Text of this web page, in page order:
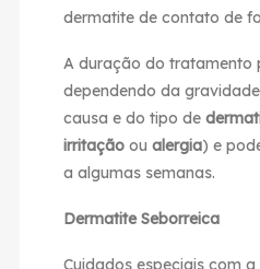
dermatite de contato de
A duração do tratamento
dependendo da
causa e do tipo de
irritaçãoou alergia) e
a algumas semanas.
Dermatite Seborreica
Cuidados especiais com